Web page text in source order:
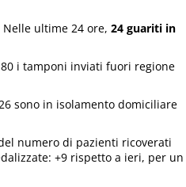
ultime 24 ore, 24 guariti in
80 i tamponi inviati fuori regione
sono in isolamento domiciliare
numero di pazienti ricoverati
+9 rispetto a ieri, per un